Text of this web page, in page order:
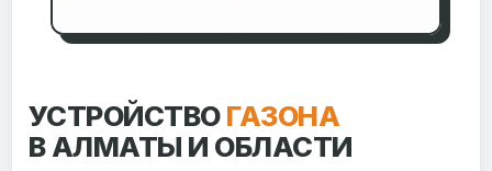
УСТРОЙСТВОГАЗОНА
В АЛМАТЫ И ОБЛАСТИ